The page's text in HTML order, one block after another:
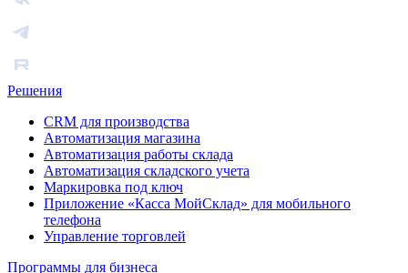
Решения
CRM для производства
Автоматизация магазина
Автоматизация работы склада
Автоматизация складского учета
Маркировка под ключ
Приложение «Касса МойСклад» для мобильного
телефона
Управление торговлей
Программы для бизнеса